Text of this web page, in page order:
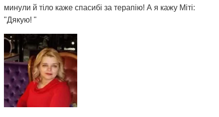
минули й тіло каже спасибі за терапію! А я кажу Міті:
"Дякую! "